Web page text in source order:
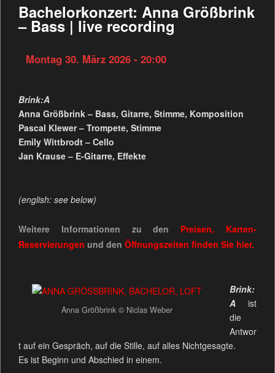
Bachelorkonzert: Anna Größbrink
– Bass | live recording
Montag 30. März 2026 - 20:00
Brink:A
Anna Größbrink – Bass, Gitarre, Stimme, Komposition
Pascal Klewer – Trompete, Stimme
Emily Wittbrodt – Cello
Jan Krause – E-Gitarre, Effekte
(english: see below)
Weitere Informationen zu den Preisen, Karten-
Reservierungen und den Öffnungszeiten finden Sie hier.
Anna Größbrink © Niclas Weber
Brink:
Aist
die
Antwor
t auf ein Gespräch, auf die Stille, auf alles Nichtgesagte.
Es ist Beginn und Abschied in einem.